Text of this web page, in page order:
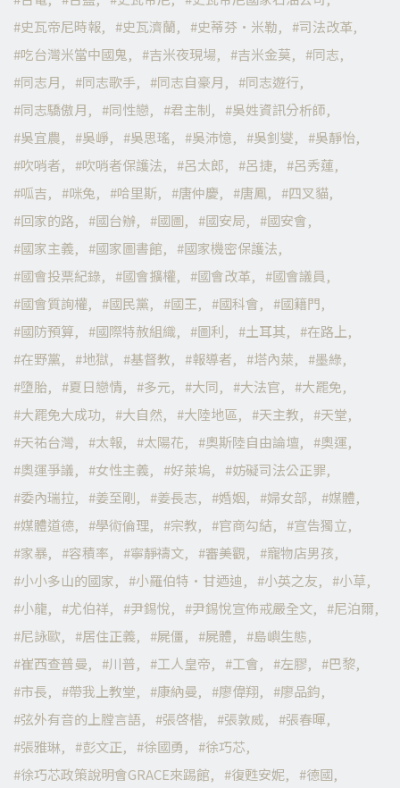
史瓦帝尼時報
史瓦濟蘭 史蒂芬·米勒
司法改革
吃台灣米當中國鬼
吉米夜現場 吉米金莫
同志
同志月
同志歌手 同志自豪月
同志遊行
同志驕傲月
同性戀 君主制
吳姓資訊分析師
吳宜農
吳崢 吳思瑤 吳沛憶 吳釗燮
吳靜怡
吹哨者
吹哨者保護法 呂太郎 呂捷
呂秀蓮
呱吉
咪兔 哈里斯 唐仲慶 唐鳳
四叉貓
回家的路
國台辦 國圖 國安局
國安會
國家主義
國家圖書館
國家機密保護法
國會投票紀錄
國會擴權 國會改革
國會議員
國會質詢權
國民黨 國王 國科會
國籍門
國防預算
國際特赦組織 圖利 土耳其
在路上
在野黨
地獄 基督教 報導者 塔內萊
墨綠
墮胎
夏日戀情 多元 大同 大法官
大罷免
大罷免大成功
大自然 大陸地區 天主教
天堂
天祐台灣
太報 太陽花 奧斯陸自由論壇
奧運
奧運爭議
女性主義 好萊塢
妨礙司法公正罪
委內瑞拉
姜至剛 姜長志 婚姻 婦女部
媒體
媒體道德
學術倫理 宗教 官商勾結
宣告獨立
家暴
容積率 寧靜禱文 審美觀
寵物店男孩
小小多山的國家
小羅伯特·甘迺迪 小英之友
小草
小龍
尤伯祥 尹錫悅 尹錫悅宣佈戒嚴全文
尼泊爾
尼詠歐
居住正義 屍僵 屍體
島嶼生態
崔西查普曼
川普 工人皇帝 工會 左膠
巴黎
市長
帶我上教堂 康納曼 廖偉翔
廖品鈞
弦外有音的上膛言語
張啓楷 張敦威
張春暉
張雅琳
彭文正 徐國勇
徐巧芯
徐巧芯政策說明會GRACE來踢館
復甦安妮
德國